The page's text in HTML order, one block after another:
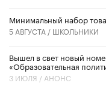
Минимальный набор
5 АВГУСТА / ШКОЛЬНИКИ
Вышел в свет новый
«Образовательная
3 ИЮЛЯ / АНОНС